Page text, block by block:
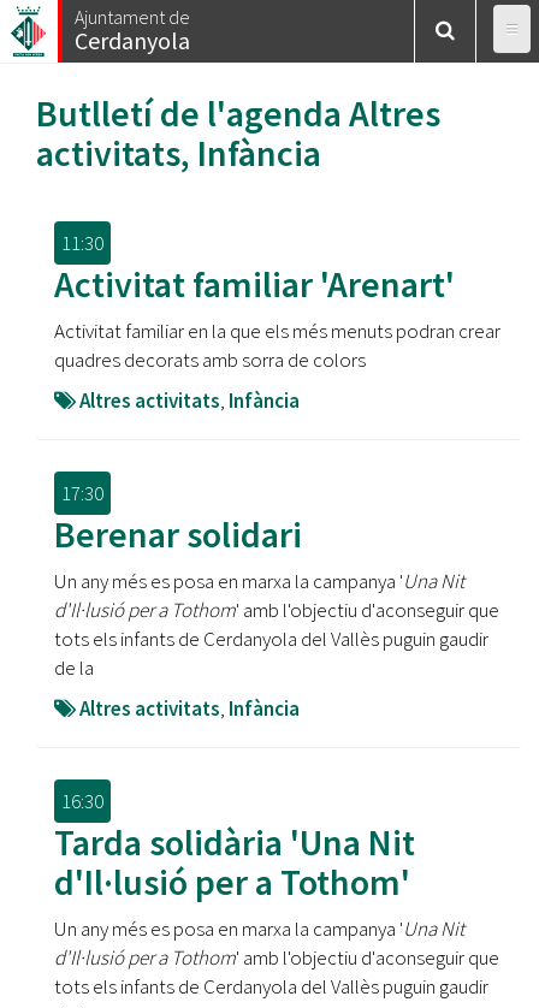
Vés
al
Ajuntament de
Cerdanyola
Butlletí de l'agenda Altres
activitats, Infància
11:30
Activitat familiar 'Arenart'
Activitat familiar en la que els més menuts podran crear
quadres decorats amb sorra de colors
Altres activitats, Infància
17:30
Berenar solidari
Un any més es posa en marxa la campanya 'Una Nit
d'Il·lusió per a Tothom' amb l'objectiu d'aconseguir que
tots els infants de Cerdanyola del Vallès puguin gaudir
de la
Altres activitats, Infància
16:30
Tarda solidària 'Una Nit
d'Il·lusió per a Tothom'
Un any més es posa en marxa la campanya 'Una Nit
d'Il·lusió per a Tothom' amb l'objectiu d'aconseguir que
tots els infants de Cerdanyola del Vallès puguin gaudir